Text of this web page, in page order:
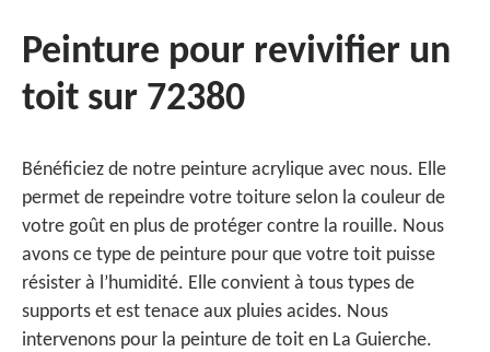
Peinture pour revivifier un
toit sur 72380
Bénéficiez de notre peinture acrylique avec nous. Elle
permet de repeindre votre toiture selon la couleur de
votre goût en plus de protéger contre la rouille. Nous
avons ce type de peinture pour que votre toit puisse
résister à l’humidité. Elle convient à tous types de
supports et est tenace aux pluies acides. Nous
intervenons pour la peinture de toit en La Guierche.